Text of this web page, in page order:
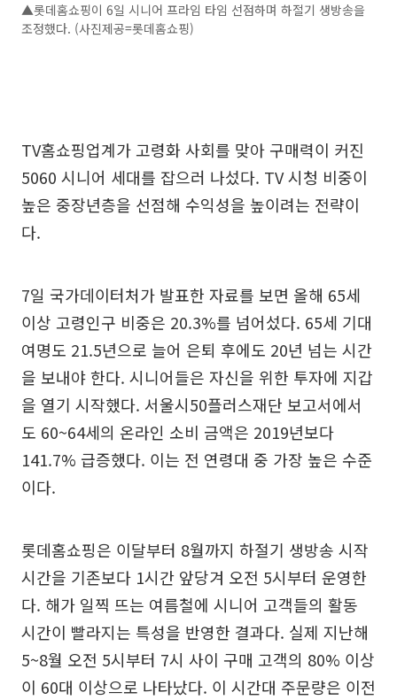
▲롯데홈쇼핑이 6일 시니어 프라임 타임 선점하며 하절기 생방송을
조정했다. (사진제공=롯데홈쇼핑)
TV홈쇼핑업계가 고령화 사회를 맞아 구매력이 커진
5060 시니어 세대를 잡으러 나섰다. TV 시청 비중이
높은 중장년층을 선점해 수익성을 높이려는 전략이
다.
7일 국가데이터처가 발표한 자료를 보면 올해 65세
이상 고령인구 비중은 20.3%를 넘어섰다. 65세 기대
여명도 21.5년으로 늘어 은퇴 후에도 20년 넘는 시간
을 보내야 한다. 시니어들은 자신을 위한 투자에 지갑
을 열기 시작했다. 서울시50플러스재단 보고서에서
도 60~64세의 온라인 소비 금액은 2019년보다
141.7% 급증했다. 이는 전 연령대 중 가장 높은 수준
이다.
롯데홈쇼핑은 이달부터 8월까지 하절기 생방송 시작
시간을 기존보다 1시간 앞당겨 오전 5시부터 운영한
다. 해가 일찍 뜨는 여름철에 시니어 고객들의 활동
시간이 빨라지는 특성을 반영한 결과다. 실제 지난해
5~8월 오전 5시부터 7시 사이 구매 고객의 80% 이상
이 60대 이상으로 나타났다. 이 시간대 주문량은 이전